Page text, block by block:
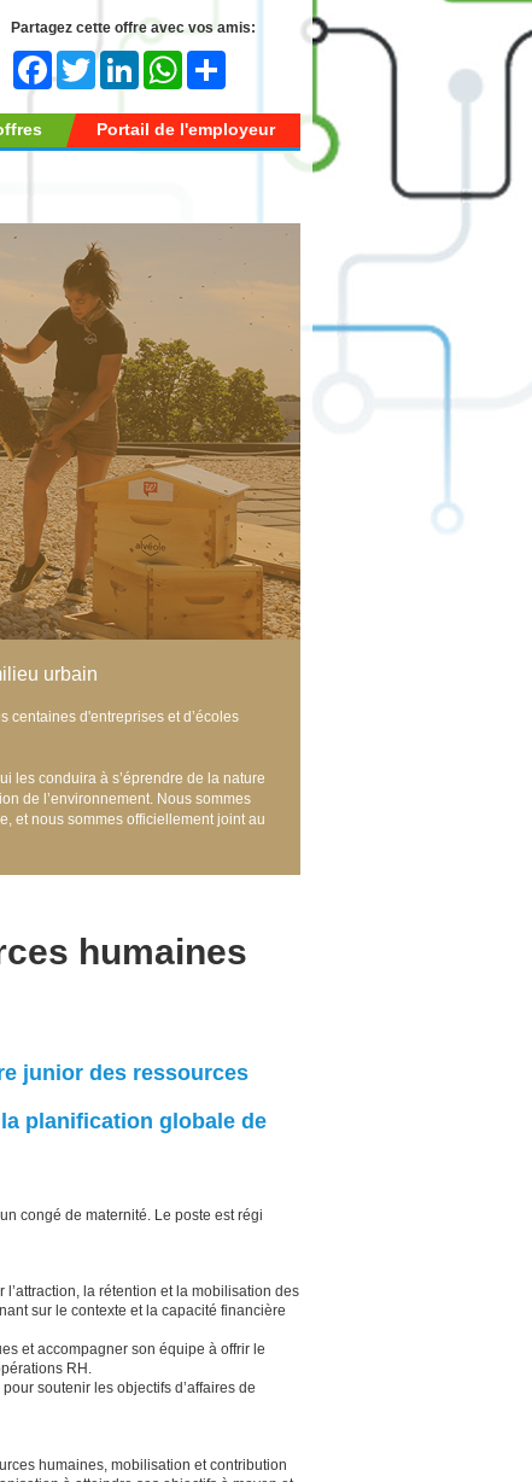
Partagez cette offre avec vos amis:
FacebookTwitter LinkedInWhatsApp
Portail de l'employeur
urbain
centaines d'entreprises et d’écoles
les conduira à s’éprendre de la nature
de l’environnement. Nous sommes
et nous sommes officiellement joint au
humaines
junior des ressources
planification globale de
congé de maternité. Le poste est régi
la rétention et la mobilisation des
sur le contexte et la capacité financière
et accompagner son équipe à offrir le
RH.
soutenir les objectifs d’affaires de
humaines, mobilisation et contribution